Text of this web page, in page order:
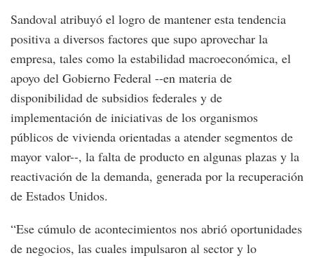
Sandoval atribuyó el logro de mantener esta tendencia
positiva a diversos factores que supo aprovechar la
empresa, tales como la estabilidad macroeconómica, el
apoyo del Gobierno Federal --en materia de
disponibilidad de subsidios federales y de
implementación de iniciativas de los organismos
públicos de vivienda orientadas a atender segmentos de
mayor valor--, la falta de producto en algunas plazas y la
reactivación de la demanda, generada por la recuperación
de Estados Unidos.
“Ese cúmulo de acontecimientos nos abrió oportunidades
de negocios, las cuales impulsaron al sector y lo